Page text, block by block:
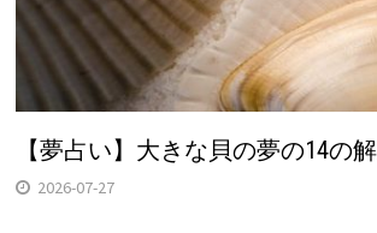
【夢占い】大きな貝の夢の14の
2026-07-27